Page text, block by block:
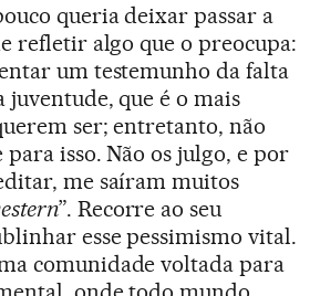
queria deixar passar a
refletir algo que o preocupa:
um testemunho da falta
juventude, que é o mais
ser; entretanto, não
isso. Não os julgo, e por
me saíram muitos
”. Recorre ao seu
esse pessimismo vital.
comunidade voltada para